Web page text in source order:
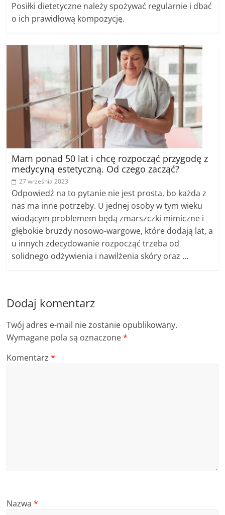
Posiłki dietetyczne należy spożywać regularnie i dbać
o ich prawidłową kompozycję.
Mam ponad 50 lat i chcę rozpocząć przygodę z
medycyną estetyczną. Od czego zacząć?
27 września 2023
Odpowiedź na to pytanie nie jest prosta, bo każda z
nas ma inne potrzeby. U jednej osoby w tym wieku
wiodącym problemem będą zmarszczki mimiczne i
głębokie bruzdy nosowo-wargowe, które dodają lat, a
u innych zdecydowanie rozpocząć trzeba od
solidnego odżywienia i nawilżenia skóry oraz …
Dodaj komentarz
Twój adres e-mail nie zostanie opublikowany.
Wymagane pola są oznaczone*
Komentarz*
Nazwa*